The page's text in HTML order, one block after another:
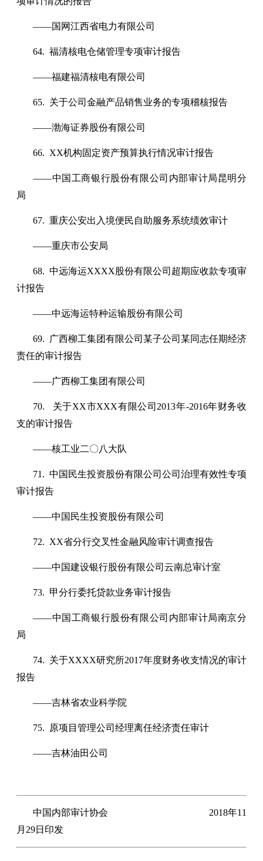
——国网江西省电力有限公司
64. 福清核电仓储管理专项审计报告
——福建福清核电有限公司
65. 关于公司金融产品销售业务的专项稽核报告
——渤海证券股份有限公司
66. XX机构固定资产预算执行情况审计报告
——中国工商银行股份有限公司内部审计局昆明分
局
67. 重庆公安出入境便民自助服务系统绩效审计
——重庆市公安局
68. 中远海运XXXX股份有限公司超期应收款专项审
计报告
——中远海运特种运输股份有限公司
69. 广西柳工集团有限公司某子公司某同志任期经济
责任的审计报告
——广西柳工集团有限公司
70. 关于XX市XXX有限公司2013年-2016年财务收
支的审计报告
——核工业二〇八大队
71. 中国民生投资股份有限公司公司治理有效性专项
审计报告
——中国民生投资股份有限公司
72. XX省分行交叉性金融风险审计调查报告
——中国建设银行股份有限公司云南总审计室
73. 甲分行委托贷款业务审计报告
——中国工商银行股份有限公司内部审计局南京分
局
74. 关于XXXX研究所2017年度财务收支情况的审计
报告
——吉林省农业科学院
75. 原项目管理公司经理离任经济责任审计
——吉林油田公司
中国内部审计协会 2018年11
月29日印发